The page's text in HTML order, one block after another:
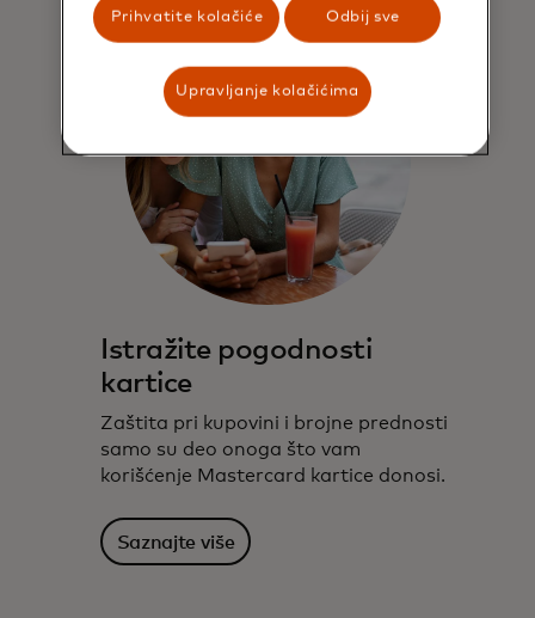
Istražite pogodnosti
kartice​
Zaštita pri kupovini i brojne prednosti
samo su deo onoga što vam
korišćenje Mastercard kartice donosi.​
Saznajte više
Prihvatite kolačiće Odbij sve
Upravljanje kolačićima